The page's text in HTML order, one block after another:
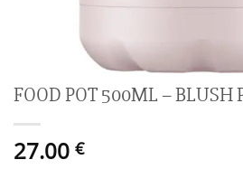
FOOD POT 500ML – BLUSH
27.00 €